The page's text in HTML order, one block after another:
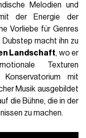
Melodien und
der Energie der
Vorliebe für Genres
Dubstep macht ihn zu
Landschaft, wo er
Texturen
mit
Musik ausgebildet
die Bühne, die in der
zu machen.